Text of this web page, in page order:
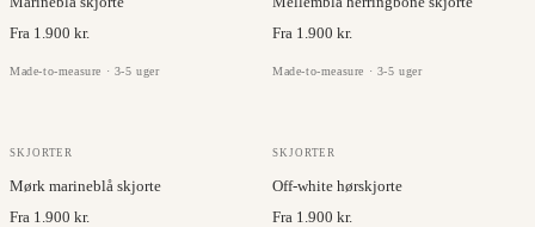
Fra 1.900 kr.
Made-to-measure · 3-5 uger
Fra 1.900 kr.
Made-to-measure · 3-5 uger
JC COLLECTION
SKJORTER
Mørk marineblå skjorte
Fra 1.900 kr.
BRISBANE MOSS
SKJORTER
Off-white hørskjorte
Fra 1.900 kr.